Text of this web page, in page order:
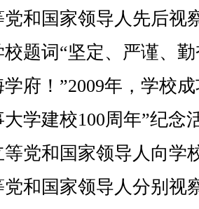
和国家领导人先后视
校题词“坚定、严谨、
府！”2009年，学校
学建校100周年”纪念
党和国家领导人向学
和国家领导人分别视